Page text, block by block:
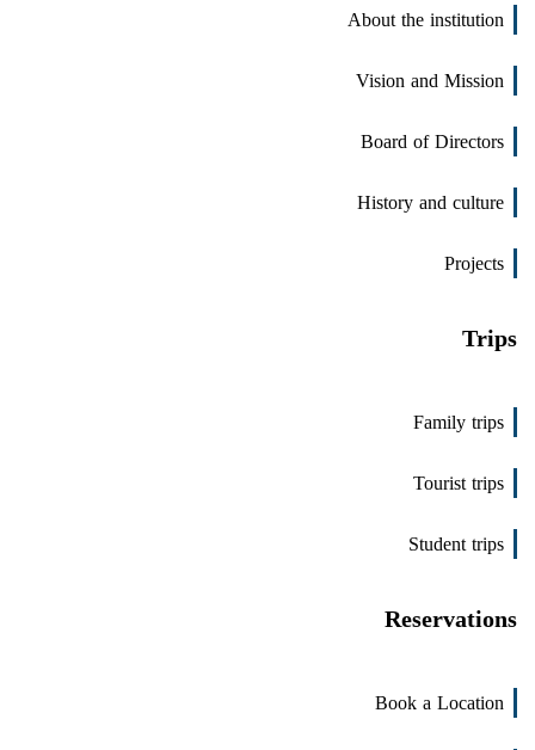
About the institution
Vision and Mission
Board of Directors
History and culture
Projects
Trips
Family trips
Tourist trips
Student trips
Reservations
Book a Location